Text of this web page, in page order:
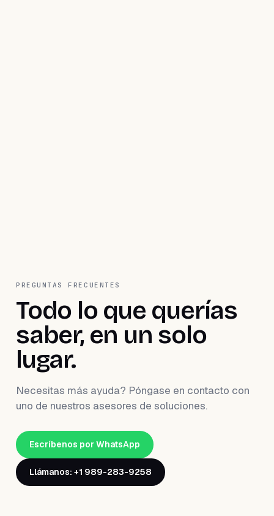
PREGUNTAS FRECUENTES
Todo lo que querías
saber, en un solo
lugar.
Necesitas más ayuda? Póngase en contacto con
uno de nuestros asesores de soluciones.
Escríbenos por WhatsApp
Llámanos: +1 989-283-9258